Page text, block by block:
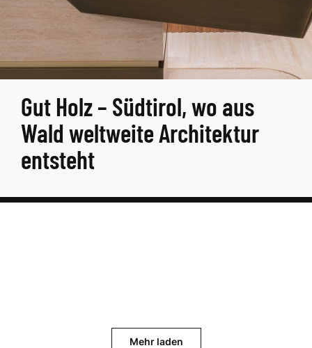
Gut Holz – Südtirol, wo aus
Wald weltweite Architektur
entsteht
Mehr laden